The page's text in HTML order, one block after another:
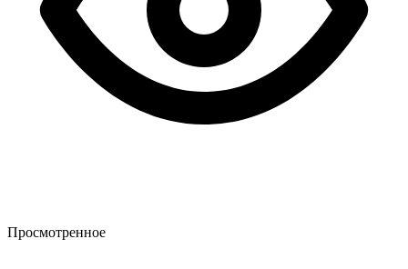
Просмотренное